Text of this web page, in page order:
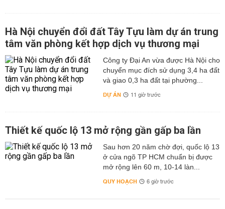
Hà Nội chuyển đổi đất Tây Tựu làm dự án trung
tâm văn phòng kết hợp dịch vụ thương mại
Công ty Đại An vừa được Hà Nội cho
chuyển mục đích sử dụng 3,4 ha đất
và giao 0,3 ha đất tại phường...
DỰ ÁN 11 giờ trước
Thiết kế quốc lộ 13 mở rộng gần gấp ba lần
Sau hơn 20 năm chờ đợi, quốc lộ 13
ở cửa ngõ TP HCM chuẩn bị được
mở rộng lên 60 m, 10-14 làn...
QUY HOẠCH 6 giờ trước